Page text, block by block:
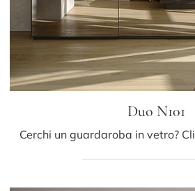
Duo N101